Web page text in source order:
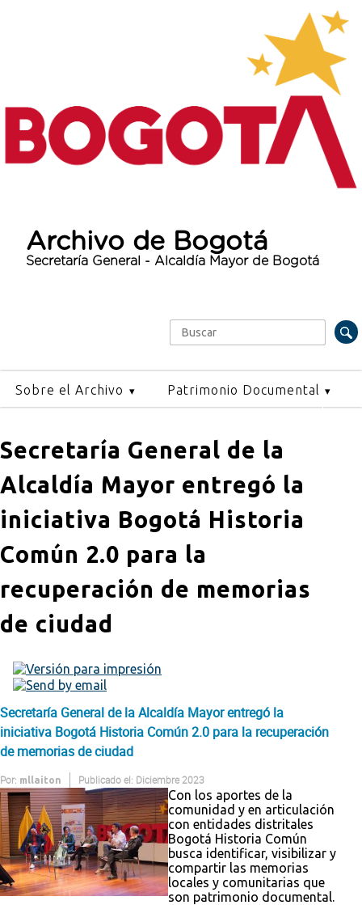
Archivo de Bogotá
Secretaría General - Alcaldía Mayor de Bogotá
Formulario de búsqueda
Buscar
Sobre el Archivo Patrimonio Documental
Secretaría General de la
Alcaldía Mayor entregó la
iniciativa Bogotá Historia
Común 2.0 para la
recuperación de memorias
de ciudad
Secretaría General de la Alcaldía Mayor entregó la
iniciativa Bogotá Historia Común 2.0 para la recuperación
de memorias de ciudad
Por: mllaiton Publicado el: Diciembre 2023
Con los aportes de la
comunidad y en articulación
con entidades distritales
Bogotá Historia Común
busca identificar, visibilizar y
compartir las memorias
locales y comunitarias que
son patrimonio documental.